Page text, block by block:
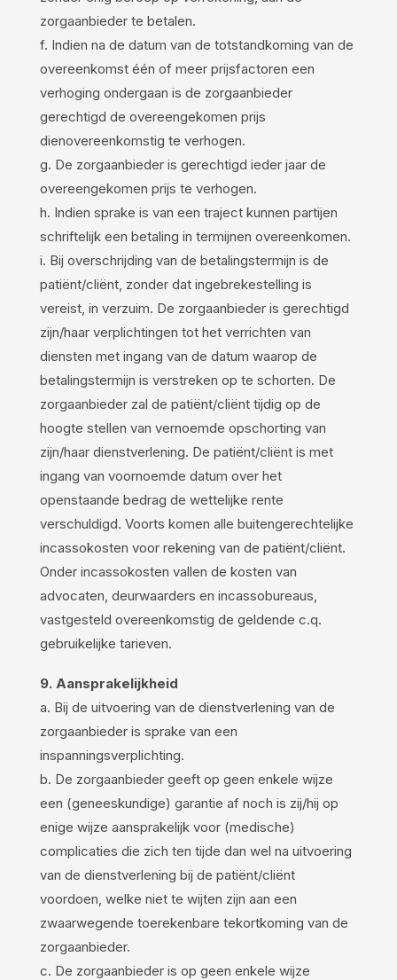
zorgaanbieder te betalen.
f. Indien na de datum van de totstandkoming van de
overeenkomst één of meer prijsfactoren een
verhoging ondergaan is de zorgaanbieder
gerechtigd de overeengekomen prijs
dienovereenkomstig te verhogen.
g. De zorgaanbieder is gerechtigd ieder jaar de
overeengekomen prijs te verhogen.
h. Indien sprake is van een traject kunnen partijen
schriftelijk een betaling in termijnen overeenkomen.
i. Bij overschrijding van de betalingstermijn is de
patiënt/cliënt, zonder dat ingebrekestelling is
vereist, in verzuim. De zorgaanbieder is gerechtigd
zijn/haar verplichtingen tot het verrichten van
diensten met ingang van de datum waarop de
betalingstermijn is verstreken op te schorten. De
zorgaanbieder zal de patiënt/cliënt tijdig op de
hoogte stellen van vernoemde opschorting van
zijn/haar dienstverlening. De patiënt/cliënt is met
ingang van voornoemde datum over het
openstaande bedrag de wettelijke rente
verschuldigd. Voorts komen alle buitengerechtelijke
incassokosten voor rekening van de patiënt/cliënt.
Onder incassokosten vallen de kosten van
advocaten, deurwaarders en incassobureaus,
vastgesteld overeenkomstig de geldende c.q.
gebruikelijke tarieven.
9. Aansprakelijkheid
a. Bij de uitvoering van de dienstverlening van de
zorgaanbieder is sprake van een
inspanningsverplichting.
b. De zorgaanbieder geeft op geen enkele wijze
een (geneeskundige) garantie af noch is zij/hij op
enige wijze aansprakelijk voor (medische)
complicaties die zich ten tijde dan wel na uitvoering
van de dienstverlening bij de patiënt/cliënt
voordoen, welke niet te wijten zijn aan een
zwaarwegende toerekenbare tekortkoming van de
zorgaanbieder.
c. De zorgaanbieder is op geen enkele wijze